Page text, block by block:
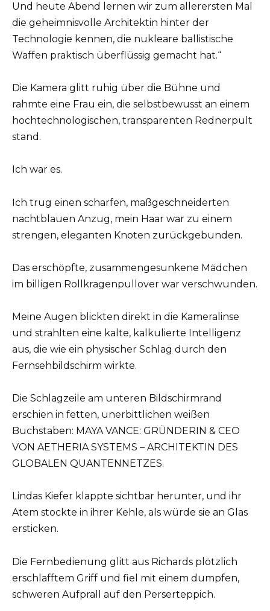
Und heute Abend lernen wir zum allerersten Mal
die geheimnisvolle Architektin hinter der
Technologie kennen, die nukleare ballistische
Waffen praktisch überflüssig gemacht hat.“
Die Kamera glitt ruhig über die Bühne und
rahmte eine Frau ein, die selbstbewusst an einem
hochtechnologischen, transparenten Rednerpult
stand.
Ich war es.
Ich trug einen scharfen, maßgeschneiderten
nachtblauen Anzug, mein Haar war zu einem
strengen, eleganten Knoten zurückgebunden.
Das erschöpfte, zusammengesunkene Mädchen
im billigen Rollkragenpullover war verschwunden.
Meine Augen blickten direkt in die Kameralinse
und strahlten eine kalte, kalkulierte Intelligenz
aus, die wie ein physischer Schlag durch den
Fernsehbildschirm wirkte.
Die Schlagzeile am unteren Bildschirmrand
erschien in fetten, unerbittlichen weißen
Buchstaben: MAYA VANCE: GRÜNDERIN & CEO
VON AETHERIA SYSTEMS – ARCHITEKTIN DES
GLOBALEN QUANTENNETZES.
Lindas Kiefer klappte sichtbar herunter, und ihr
Atem stockte in ihrer Kehle, als würde sie an Glas
ersticken.
Die Fernbedienung glitt aus Richards plötzlich
erschlafftem Griff und fiel mit einem dumpfen,
schweren Aufprall auf den Perserteppich.